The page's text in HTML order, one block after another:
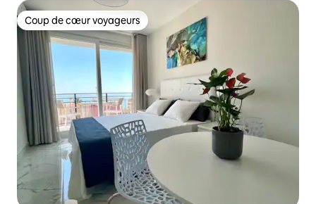
Coup de cœur voyageurs
Coup de cœur voyageurs